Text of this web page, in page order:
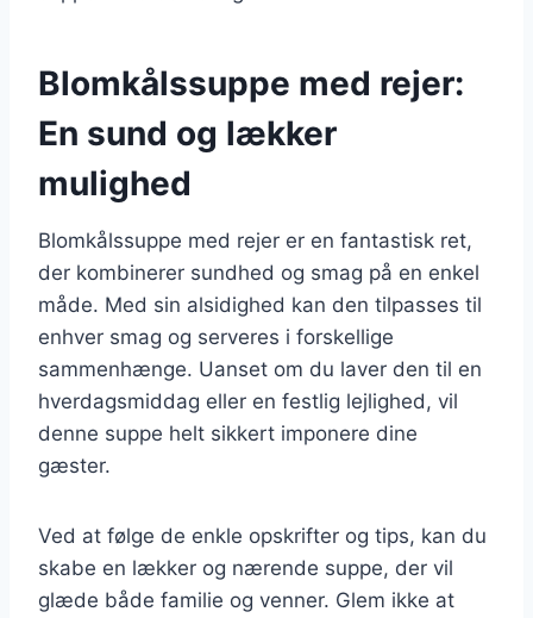
Blomkålssuppe med rejer:
En sund og lækker
mulighed
Blomkålssuppe med rejer er en fantastisk ret,
der kombinerer sundhed og smag på en enkel
måde. Med sin alsidighed kan den tilpasses til
enhver smag og serveres i forskellige
sammenhænge. Uanset om du laver den til en
hverdagsmiddag eller en festlig lejlighed, vil
denne suppe helt sikkert imponere dine
gæster.
Ved at følge de enkle opskrifter og tips, kan du
skabe en lækker og nærende suppe, der vil
glæde både familie og venner. Glem ikke at